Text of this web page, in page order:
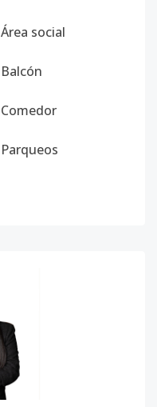
Área social
Balcón
Comedor
Parqueos